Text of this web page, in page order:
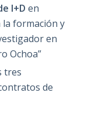
I+D en
formación y
en
Ochoa”
tres
de